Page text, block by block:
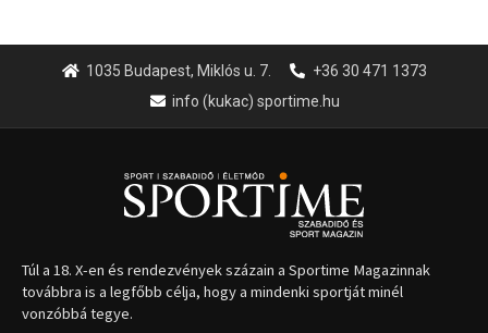
1035 Budapest, Miklós u. 7.
+36 30 471 1373
info (kukac) sportime.hu
Túl a 18. X-en és rendezvények százain a Sportime Magazinnak
továbbra is a legfőbb célja, hogy a mindenki sportját minél
vonzóbbá tegye.